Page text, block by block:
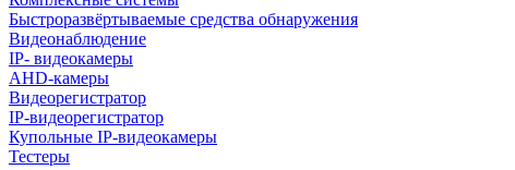
Быстроразвёртываемые средства обнаружения
Видеонаблюдение
IP- видеокамеры
AHD-камеры
Видеорегистратор
IP-видеорегистратор
Купольные IP-видеокамеры
Тестеры